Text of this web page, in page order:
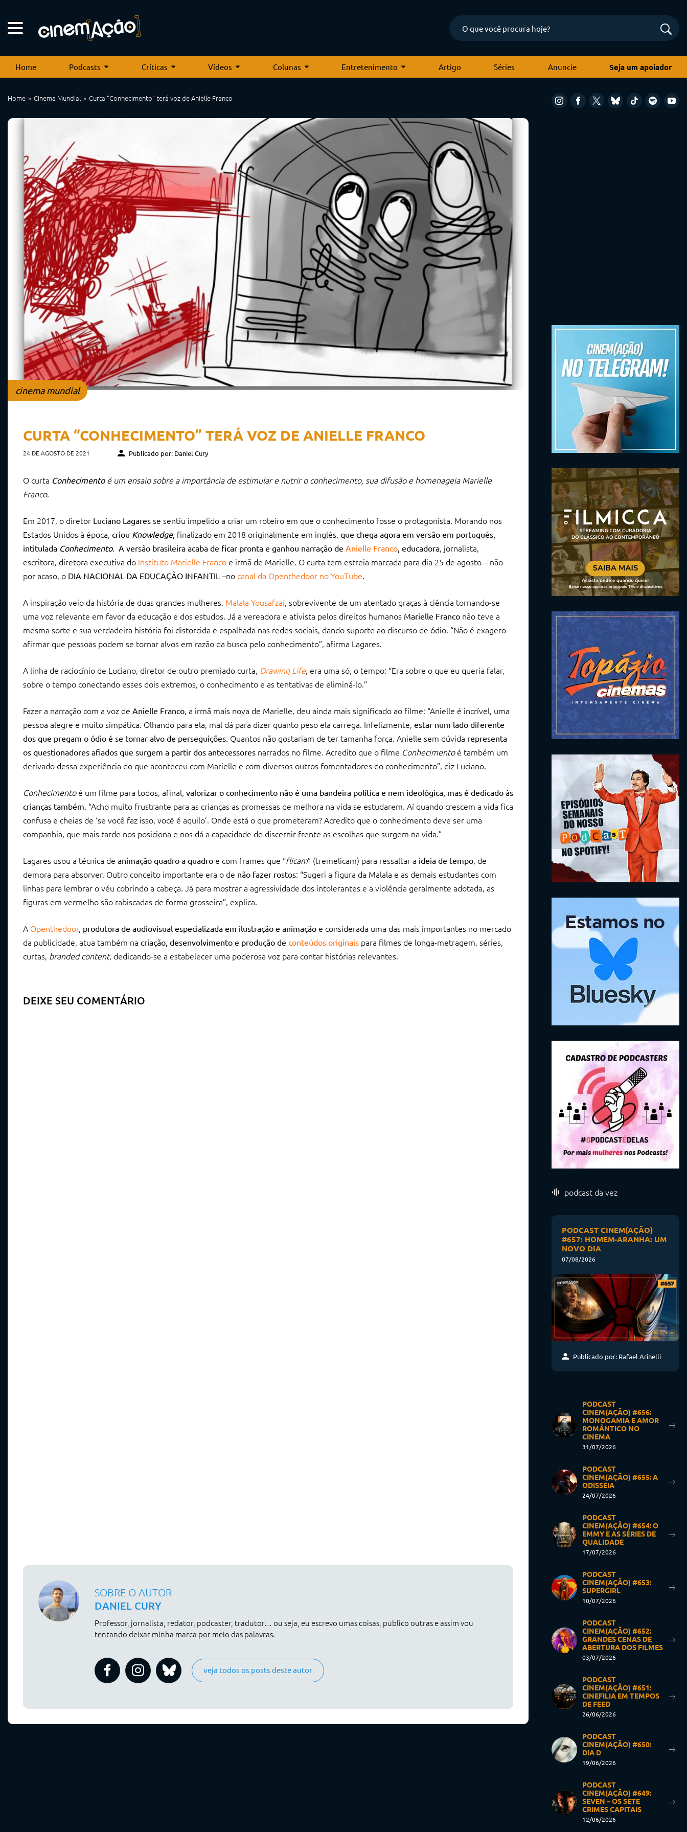
Home Podcasts Críticas Vídeos Colunas Entretenimento Artigo Séries Anuncie Seja um apoiador
Home Cinema Mundial Curta “Conhecimento” terá voz de Anielle Franco
cinema mundial
CURTA “CONHECIMENTO” TERÁ VOZ DE ANIELLE FRANCO
24 DE AGOSTO DE 2021 Publicado por: Daniel Cury
O curta Conhecimentoé um ensaio sobre a importância de estimular e nutrir o conhecimento, sua difusão e homenageia Marielle
Franco.
Em 2017, o diretor Luciano Lagares se sentiu impelido a criar um roteiro em que o conhecimento fosse o protagonista. Morando nos
Estados Unidos à época, criou Knowledge, finalizado em 2018 originalmente em inglês, que chega agora em versão em português,
intitulada Conhecimento. A versão brasileira acaba de ficar pronta e ganhou narração de Anielle Franco, educadora, jornalista,
escritora, diretora executiva do Instituto Marielle Franco e irmã de Marielle. O curta tem estreia marcada para dia 25 de agosto – não
por acaso, o DIA NACIONAL DA EDUCAÇÃO INFANTIL –no canal da Openthedoor no YouTube.
A inspiração veio da história de duas grandes mulheres. Malala Yousafzai, sobrevivente de um atentado graças à ciência tornando-se
uma voz relevante em favor da educação e dos estudos. Já a vereadora e ativista pelos direitos humanos Marielle Franco não teve a
mesma sorte e sua verdadeira história foi distorcida e espalhada nas redes sociais, dando suporte ao discurso de ódio. “Não é exagero
afirmar que pessoas podem se tornar alvos em razão da busca pelo conhecimento”, afirma Lagares.
A linha de raciocínio de Luciano, diretor de outro premiado curta, Drawing Life, era uma só, o tempo: “Era sobre o que eu queria falar,
sobre o tempo conectando esses dois extremos, o conhecimento e as tentativas de eliminá-lo.”
Fazer a narração com a voz de Anielle Franco, a irmã mais nova de Marielle, deu ainda mais significado ao filme: “Anielle é incrível, uma
pessoa alegre e muito simpática. Olhando para ela, mal dá para dizer quanto peso ela carrega. Infelizmente, estar num lado diferente
dos que pregam o ódio é se tornar alvo de perseguições. Quantos não gostariam de ter tamanha força. Anielle sem dúvida representa
os questionadores afiados que surgem a partir dos antecessores narrados no filme. Acredito que o filme Conhecimentoé também um
derivado dessa experiência do que aconteceu com Marielle e com diversos outros fomentadores do conhecimento”, diz Luciano.
Conhecimentoé um filme para todos, afinal, valorizar o conhecimento não é uma bandeira política e nem ideológica, mas é dedicado às
crianças também. “Acho muito frustrante para as crianças as promessas de melhora na vida se estudarem. Aí quando crescem a vida fica
confusa e cheias de ‘se você faz isso, você é aquilo’. Onde está o que prometeram? Acredito que o conhecimento deve ser uma
companhia, que mais tarde nos posiciona e nos dá a capacidade de discernir frente as escolhas que surgem na vida.”
Lagares usou a técnica de animação quadro a quadro e com frames que “flicam” (tremelicam) para ressaltar a ideia de tempo, de
demora para absorver. Outro conceito importante era o de não fazer rostos: “Sugeri a figura da Malala e as demais estudantes com
linhas para lembrar o véu cobrindo a cabeça. Já para mostrar a agressividade dos intolerantes e a violência geralmente adotada, as
figuras em vermelho são rabiscadas de forma grosseira”, explica.
A Openthedoor, produtora de audiovisual especializada em ilustração e animação e considerada uma das mais importantes no mercado
da publicidade, atua também na criação, desenvolvimento e produção de conteúdos originais para filmes de longa-metragem, séries,
curtas, branded content, dedicando-se a estabelecer uma poderosa voz para contar histórias relevantes.
DEIXE SEU COMENTÁRIO
SOBRE O AUTOR
DANIEL CURY
Professor, jornalista, redator, podcaster, tradutor… ou seja, eu escrevo umas coisas, publico outras e assim vou
tentando deixar minha marca por meio das palavras.
veja todos os posts deste autor
podcast da vez
PODCAST CINEM(AÇÃO)
#657: HOMEM-ARANHA: UM
NOVO DIA
07/08/2026
Publicado por: Rafael Arinelli
PODCAST
CINEM(AÇÃO) #656:
MONOGAMIA E AMOR
ROMÂNTICO NO
CINEMA
31/07/2026
PODCAST
CINEM(AÇÃO) #655: A
ODISSEIA
24/07/2026
PODCAST
CINEM(AÇÃO) #654: O
EMMY E AS SÉRIES DE
QUALIDADE
17/07/2026
PODCAST
CINEM(AÇÃO) #653:
SUPERGIRL
10/07/2026
PODCAST
CINEM(AÇÃO) #652:
GRANDES CENAS DE
ABERTURA DOS FILMES
03/07/2026
PODCAST
CINEM(AÇÃO) #651:
CINEFILIA EM TEMPOS
DE FEED
26/06/2026
PODCAST
CINEM(AÇÃO) #650:
DIA D
19/06/2026
PODCAST
CINEM(AÇÃO) #649:
SEVEN – OS SETE
CRIMES CAPITAIS
12/06/2026